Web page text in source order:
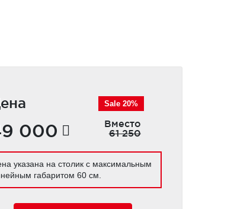
000
Sale 20%
Вместо
61 250
указана на столик с максимальным
габаритом 60 см.